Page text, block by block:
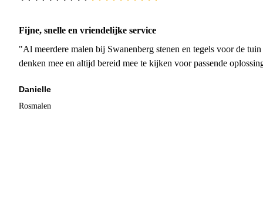
Fijne, snelle en vriendelijke service
"Al meerdere malen bij Swanenberg stenen en tegels voor de
denken mee en altijd bereid mee te kijken voor passende
Danielle
Rosmalen